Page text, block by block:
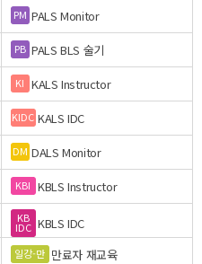
PM PALS Monitor
PB PALS BLS 술기
KI KALS Instructor
KIDC KALS IDC
DM DALS Monitor
KBI KBLS Instructor
KB
IDC KBLS IDC
일강-만 만료자 재교육